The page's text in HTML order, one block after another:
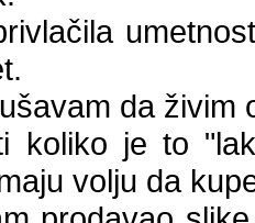
da živim
koliko je to
volju da